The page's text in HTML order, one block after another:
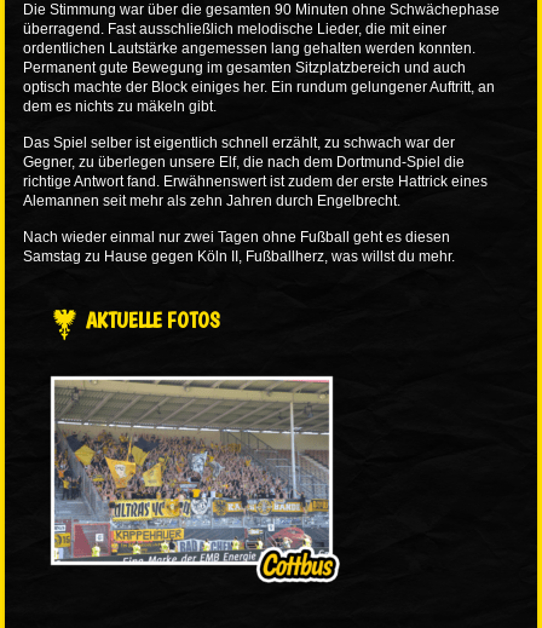
Die Stimmung war über die gesamten 90 Minuten ohne Schwächephase
überragend. Fast ausschließlich melodische Lieder, die mit einer
ordentlichen Lautstärke angemessen lang gehalten werden konnten.
Permanent gute Bewegung im gesamten Sitzplatzbereich und auch
optisch machte der Block einiges her. Ein rundum gelungener Auftritt, an
dem es nichts zu mäkeln gibt.
Das Spiel selber ist eigentlich schnell erzählt, zu schwach war der
Gegner, zu überlegen unsere Elf, die nach dem Dortmund-Spiel die
richtige Antwort fand. Erwähnenswert ist zudem der erste Hattrick eines
Alemannen seit mehr als zehn Jahren durch Engelbrecht.
Nach wieder einmal nur zwei Tagen ohne Fußball geht es diesen
Samstag zu Hause gegen Köln II, Fußballherz, was willst du mehr.
AKTUELLE FOTOS